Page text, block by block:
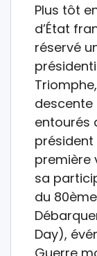
Plus tôt
d’État
réservé
descente
entourés
première
sa
du
Day),